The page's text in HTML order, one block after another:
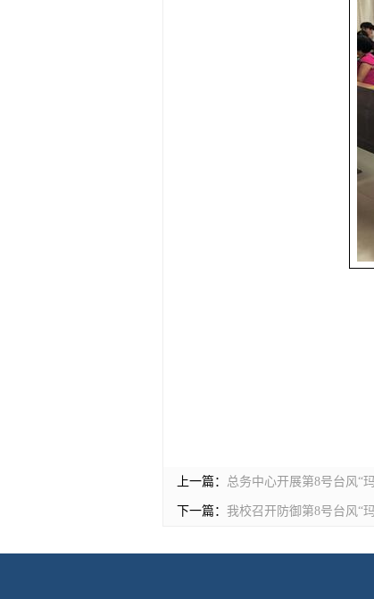
上一篇： 总务中心开展第8号台风“
下一篇： 我校召开防御第8号台风“